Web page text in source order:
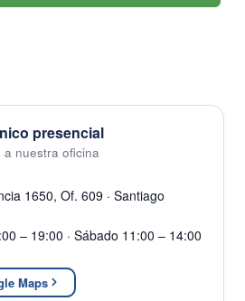
presencial
a nuestra oficina
1650, Of. 609 · Santiago
– 19:00 · Sábado 11:00 – 14:00
Maps